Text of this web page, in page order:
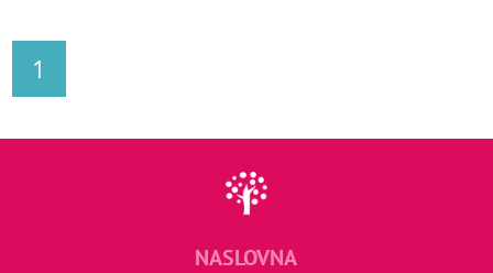
1
NASLOVNA